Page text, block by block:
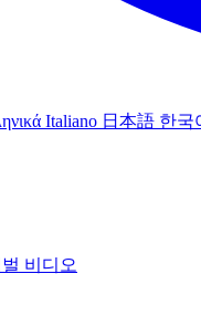
Italiano 日本語 한국
비디오